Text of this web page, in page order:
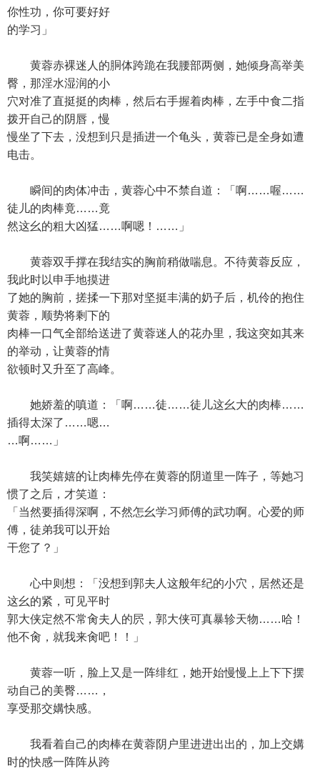
你性功，你可要好好
的学习」
黄蓉赤裸迷人的胴体跨跪在我腰部两侧，她倾身高举美
臀，那淫水湿润的小
穴对准了直挺挺的肉棒，然后右手握着肉棒，左手中食二指
拨开自己的阴唇，慢
慢坐了下去，没想到只是插进一个龟头，黄蓉已是全身如遭
电击。
瞬间的肉体冲击，黄蓉心中不禁自道：「啊……喔……
徒儿的肉棒竟……竟
然这幺的粗大凶猛……啊嗯！……」
黄蓉双手撑在我结实的胸前稍做喘息。不待黄蓉反应，
我此时以申手地摸进
了她的胸前，搓揉一下那对坚挺丰满的奶子后，机伶的抱住
黄蓉，顺势将剩下的
肉棒一口气全部给送进了黄蓉迷人的花办里，我这突如其来
的举动，让黄蓉的情
欲顿时又升至了高峰。
她娇羞的嗔道：「啊……徒……徒儿这幺大的肉棒……
插得太深了……嗯…
…啊……」
我笑嬉嬉的让肉棒先停在黄蓉的阴道里一阵子，等她习
惯了之后，才笑道：
「当然要插得深啊，不然怎幺学习师傅的武功啊。心爱的师
傅，徒弟我可以开始
干您了？」
心中则想：「没想到郭夫人这般年纪的小穴，居然还是
这幺的紧，可见平时
郭大侠定然不常肏夫人的屄，郭大侠可真暴轸天物……哈！
他不肏，就我来肏吧！！」
黄蓉一听，脸上又是一阵绯红，她开始慢慢上上下下摆
动自己的美臀……，
享受那交媾快感。
我看着自己的肉棒在黄蓉阴户里进进出出的，加上交媾
时的快感一阵阵从跨